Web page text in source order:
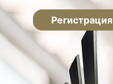
Регистрация